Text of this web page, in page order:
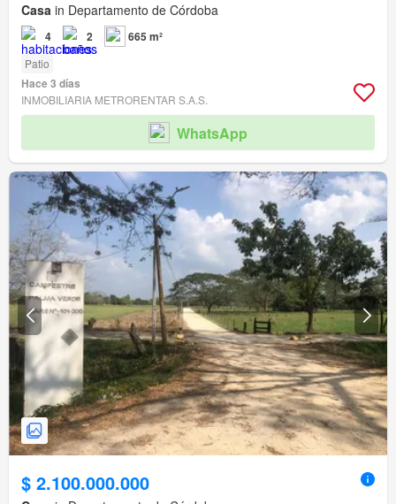
Casa in Departamento de Córdoba
4 2 665 m²
Patio
Hace 3 días
INMOBILIARIA METRORENTAR S.A.S.
WhatsApp
$ 2.100.000.000